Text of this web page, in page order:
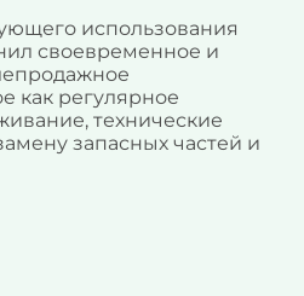
использования
своевременное и
как регулярное
технические
запасных частей и